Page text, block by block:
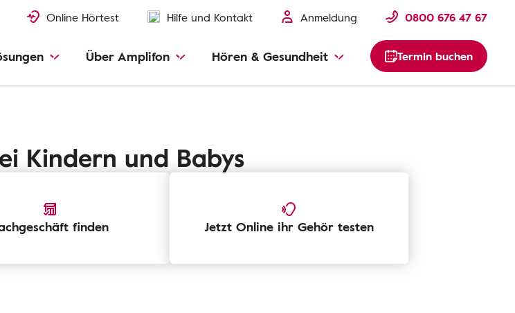
Online Hörtest Hilfe und Kontakt Anmeldung 0800 676 47 67
Über Amplifon Hören & Gesundheit Termin buchen
Kindern und Babys
finden Jetzt Online ihr Gehör testen